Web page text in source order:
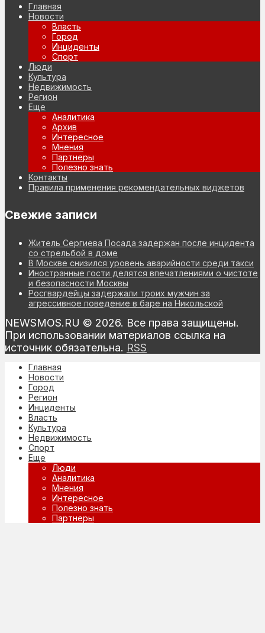
Главная
Новости
Власть
Город
Инциденты
Спорт
Люди
Культура
Недвижимость
Регион
Еще
Аналитика
Архив
Интересное
Мнения
Партнеры
Полезно знать
Контакты
Правила применения рекомендательных виджетов
Свежие записи
Житель Сергиева Посада задержан после инцидента
со стрельбой в доме
В Москве снизился уровень аварийности среди такси
Иностранные гости делятся впечатлениями о чистоте
и безопасности Москвы
Росгвардейцы задержали троих мужчин за
агрессивное поведение в баре на Никольской
NEWSMOS.RU © 2026. Все права защищены.
При использовании материалов ссылка на
источник обязательна. RSS
Главная
Новости
Город
Регион
Инциденты
Власть
Культура
Недвижимость
Спорт
Еще
Люди
Аналитика
Мнения
Интересное
Полезно знать
Партнеры